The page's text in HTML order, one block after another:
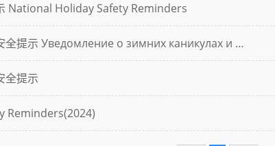
National Holiday Safety Reminders
全提示 Уведомление о зимних каникулах и …
全提示
Reminders(2024)